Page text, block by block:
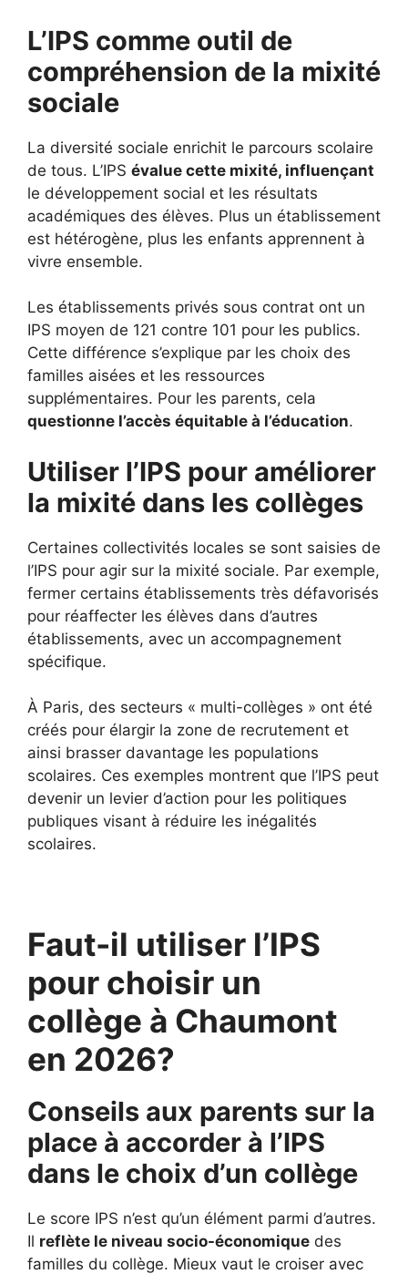
L’IPS comme outil de
compréhension de la mixité
sociale
La diversité sociale enrichit le parcours scolaire
de tous. L’IPS évalue cette mixité, influençant
le développement social et les résultats
académiques des élèves. Plus un établissement
est hétérogène, plus les enfants apprennent à
vivre ensemble.
Les établissements privés sous contrat ont un
IPS moyen de 121 contre 101 pour les publics.
Cette différence s’explique par les choix des
familles aisées et les ressources
supplémentaires. Pour les parents, cela
questionne l’accès équitable à l’éducation.
Utiliser l’IPS pour améliorer
la mixité dans les collèges
Certaines collectivités locales se sont saisies de
l’IPS pour agir sur la mixité sociale. Par exemple,
fermer certains établissements très défavorisés
pour réaffecter les élèves dans d’autres
établissements, avec un accompagnement
spécifique.
À Paris, des secteurs « multi-collèges » ont été
créés pour élargir la zone de recrutement et
ainsi brasser davantage les populations
scolaires. Ces exemples montrent que l’IPS peut
devenir un levier d’action pour les politiques
publiques visant à réduire les inégalités
scolaires.
Faut-il utiliser l’IPS
pour choisir un
collège à Chaumont
en 2026?
Conseils aux parents sur la
place à accorder à l’IPS
dans le choix d’un collège
Le score IPS n’est qu’un élément parmi d’autres.
Il reflète le niveau socio-économique des
familles du collège. Mieux vaut le croiser avec